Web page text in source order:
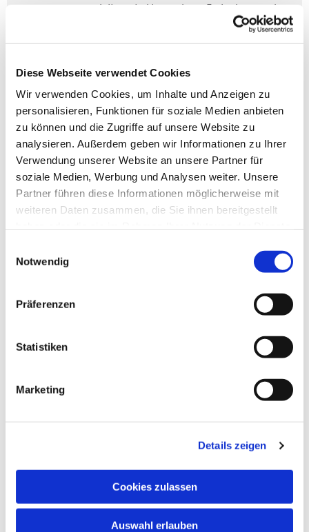
Diese Webseite verwendet Cookies
Wir verwenden Cookies, um Inhalte und Anzeigen zu
personalisieren, Funktionen für soziale Medien anbieten
zu können und die Zugriffe auf unsere Website zu
analysieren. Außerdem geben wir Informationen zu Ihrer
Verwendung unserer Website an unsere Partner für
soziale Medien, Werbung und Analysen weiter. Unsere
Partner führen diese Informationen möglicherweise mit
weiteren Daten zusammen, die Sie ihnen bereitgestellt
Notwendig
Präferenzen
Statistiken
Marketing
Details zeigen
Cookies zulassen
Auswahl erlauben
genutzt, um mit Ihnen bei besonderen Ereignissen und
Stationen auf Ihrem Lebensweg Kontakt aufzunehmen. Eine
andere Verarbeitung oder Weitergabe an Dritte erfolgt nicht.
Kenntnis.
Wenn Sie keine Kontaktaufnahme zu diesen Anlässen mehr
wünschen, können Sie dem jederzeit widersprechen. Der
Widerspruch ist überdiesen Link oder per Post, Telefon oder
E-Mail möglich.
Digital an
Gottesdiensten und
Auch wenn wir nicht alle am gleichen Ort
im Gebet und mit Gottes Segen.
Schalten Sie einfach bei YouTube ein – ganz
unkompliziert von zuhause aus, unterwegs
oder wo immer Sie gerade sind.
Wir freuen uns, wenn Sie dabei sind!